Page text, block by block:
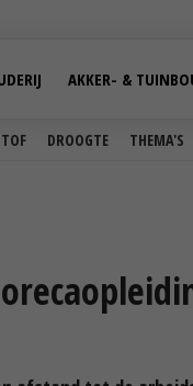
DROOGTE THEMA'S
AKKER- &